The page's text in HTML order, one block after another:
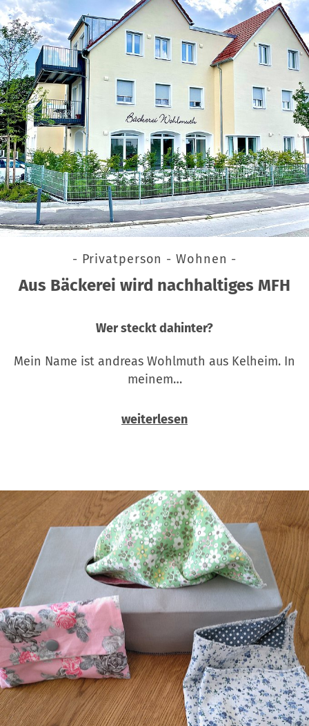
- Privatperson - Wohnen -
Aus Bäckerei wird nachhaltiges MFH
Wer steckt dahinter?
Mein Name ist andreas Wohlmuth aus Kelheim. In
meinem…
weiterlesen